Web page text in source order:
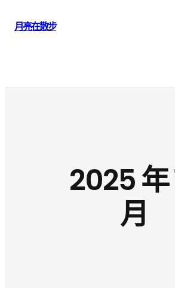
月亮在散步
2025 年
月